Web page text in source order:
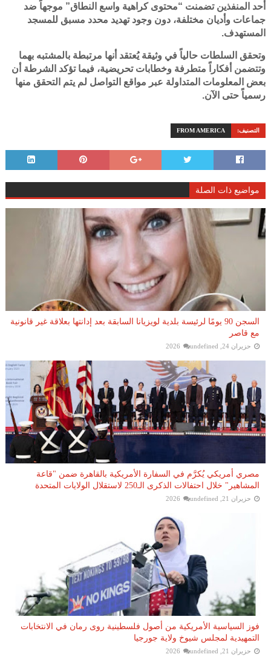
أحد المنفذين تضمنت “محتوى كراهية واسع النطاق” موجهاً ضد
جماعات وأديان مختلفة، دون وجود تهديد محدد مسبق للمسجد
المستهدف.
وتحقق السلطات حالياً في وثيقة يُعتقد أنها مرتبطة بالمشتبه بهما
وتتضمن أفكاراً متطرفة وخطابات تحريضية، فيما تؤكد الشرطة أن
بعض المعلومات المتداولة عبر مواقع التواصل لم يتم التحقق منها
رسمياً حتى الآن.
التصنيف: FROM AMERICA
مواضيع ذات الصلة
السجن 90 يومًا لرئيسة بلدية لويزيانا السابقة بعد إدانتها بعلاقة غير قانونية
مع قاصر
حزيران 24, 2026 undefined
مصري أمريكي يُكرَّم في السفارة الأمريكية بالقاهرة ضمن "قاعة
المشاهير" خلال احتفالات الذكرى الـ250 لاستقلال الولايات المتحدة
حزيران 21, 2026 undefined
فوز السياسية الأمريكية من أصول فلسطينية روى رمان في الانتخابات
التمهيدية لمجلس شيوخ ولاية جورجيا
حزيران 21, 2026 undefined